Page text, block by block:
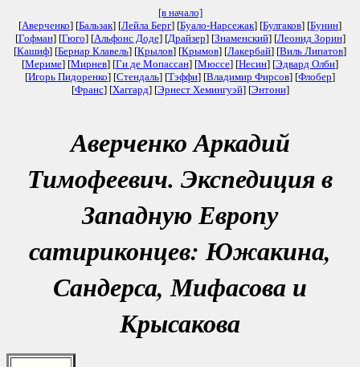
[в начало]
[Аверченко] [Бальзак] [Лейла Берг] [Буало-Нарсежак] [Булгаков] [Бунин]
[Гофман] [Гюго] [Альфонс Доде] [Драйзер] [Знаменский] [Леонид Зорин]
[Кашиф] [Бернар Клавель] [Крылов] [Крымов] [Лакербай] [Виль Липатов]
[Мериме] [Мирнев] [Ги де Мопассан] [Мюссе] [Несин] [Эдвард Олби]
[Игорь Пидоренко] [Стендаль] [Тэффи] [Владимир Фирсов] [Флобер]
[Франс] [Хаггард] [Эрнест Хемингуэй] [Энтони]
Аверченко Аркадий
Тимофеевич. Экспедиция в
Западную Европу
сатириконцев: Южакина,
Сандерса, Мифасова и
Крысакова